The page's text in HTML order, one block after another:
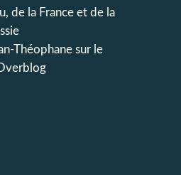
de la France et de la
Théophanesur le